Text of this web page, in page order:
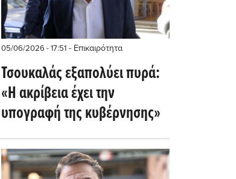
05/06/2026 - 17:51- Επικαιρότητα
Τσουκαλάς εξαπολύει πυρά:
«Η ακρίβεια έχει την
υπογραφή της κυβέρνησης»